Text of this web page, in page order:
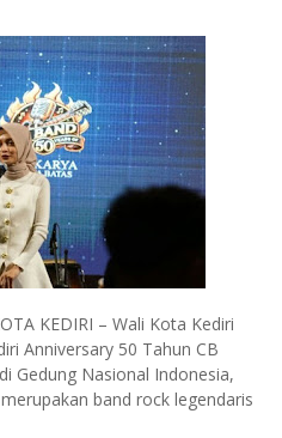
KEDIRI – Wali Kota Kediri
Anniversary 50 Tahun CB
Gedung Nasional Indonesia,
band rock legendaris